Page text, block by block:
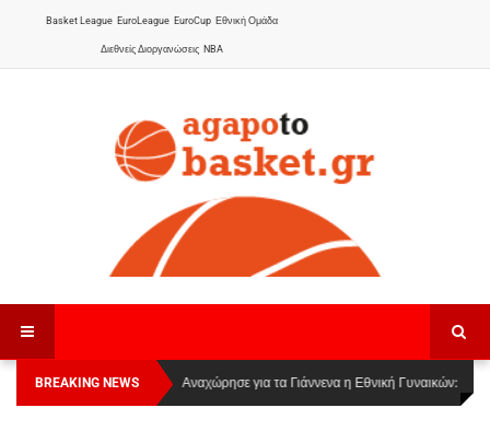
Basket League EuroLeague EuroCup Εθνική Ομάδα
Διεθνείς Διοργανώσεις NBA
BREAKING NEWS
Οι Πάνθηρες Καβάλας στην Women Basketball
League 1
Αναχώρησε για τα Γιάννενα η Εθνική Γυναικών: